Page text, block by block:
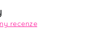
recenze